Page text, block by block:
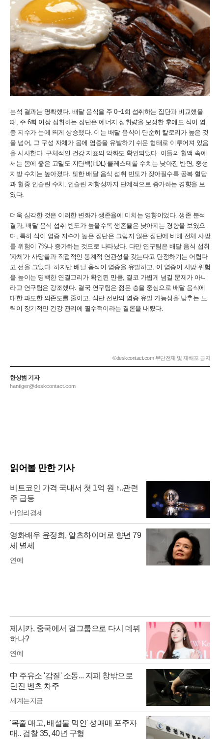
분석 결과는 명확했다. 배달 음식을 주 0~1회 섭취하는 집단과 비교했을
때, 주 6회 이상 섭취하는 집단은 에너지 섭취량을 보정한 후에도 식이 염
증 지수가 눈에 띄게 상승했다. 이는 배달 음식이 단순히 칼로리가 높은 것
을 넘어, 그 구성 자체가 몸에 염증을 유발하기 쉬운 형태로 이루어져 있음
을 시사한다. 구체적인 건강 지표의 악화도 확인되었다. 이들의 혈액 속에
서는 몸에 좋은 고밀도 지단백(HDL) 콜레스테롤 수치는 낮아진 반면, 중성
지방 수치는 높아졌다. 또한 배달 음식 섭취 빈도가 잦아질수록 공복 혈당
과 혈중 인슐린 수치, 인슐린 저항성까지 단계적으로 증가하는 경향을 보
였다.
더욱 심각한 것은 이러한 변화가 생존율에 미치는 영향이었다. 생존 분석
결과, 배달 음식 섭취 빈도가 높을수록 생존율은 낮아지는 경향을 보였으
며, 특히 식이 염증 지수가 높은 집단은 그렇지 않은 집단에 비해 전체 사망
률 위험이 7%나 증가하는 것으로 나타났다. 다만 연구팀은 배달 음식 섭취
'자체'가 사망률과 직접적인 통계적 연관성을 갖는다고 단정하기는 어렵다
고 선을 그었다. 하지만 배달 음식이 염증을 유발하고, 이 염증이 사망 위험
을 높이는 명백한 연결고리가 확인된 만큼, 결코 가볍게 넘길 문제가 아니
라고 연구팀은 강조했다. 결국 연구팀은 젊은 층을 중심으로 배달 음식에
대한 과도한 의존도를 줄이고, 식단 전반의 염증 유발 가능성을 낮추는 노
력이 장기적인 건강 관리에 필수적이라는 결론을 내렸다.
©deskcontact.com 무단전재 및 재배포 금지
한상범 기자
hantiger@deskcontact.com
읽어볼 만한 기사
비트코인 가격 국내서 첫 1억 원 ↑..관련
주 급등
데일리경제
영화배우 윤정희, 알츠하이머로 향년 79
세 별세
연예
제시카, 중국에서 걸그룹으로 다시 데뷔
하나?
연예
中 주유소 '갑질' 소동... 지폐 창밖으로
던진 벤츠 차주
세계는지금
'목줄 매고, 배설물 먹인' 성매매 포주자
매.. 검찰 35, 40년 구형